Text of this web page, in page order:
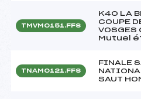
TMVM0151.FFS
K40 LA
COUPE
Mutuel
TNAM0121.FFS
FINALE
SAUT